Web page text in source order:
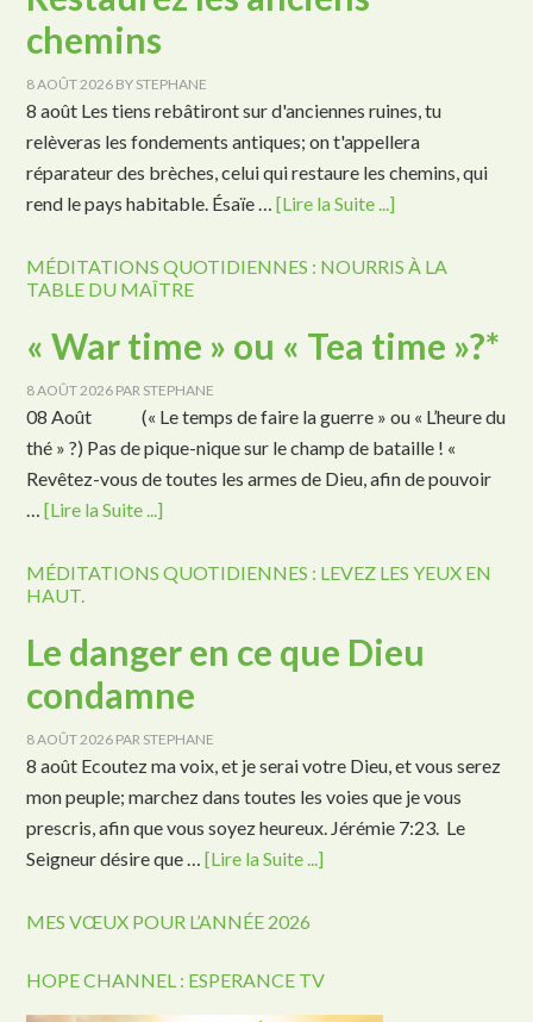
chemins
8 AOÛT 2026 BY STEPHANE
8 août Les tiens rebâtiront sur d'anciennes ruines, tu
relèveras les fondements antiques; on t'appellera
réparateur des brèches, celui qui restaure les chemins, qui
rend le pays habitable. Ésaïe …[Lire la Suite ...]
MÉDITATIONS QUOTIDIENNES : NOURRIS À LA
TABLE DU MAÎTRE
« War time » ou « Tea time »?*
8 AOÛT 2026 PAR STEPHANE
08 Août (« Le temps de faire la guerre » ou « L’heure du
thé » ?) Pas de pique-nique sur le champ de bataille ! «
Revêtez-vous de toutes les armes de Dieu, afin de pouvoir
…[Lire la Suite ...]
MÉDITATIONS QUOTIDIENNES : LEVEZ LES YEUX EN
HAUT.
Le danger en ce que Dieu
condamne
8 AOÛT 2026 PAR STEPHANE
8 août Ecoutez ma voix, et je serai votre Dieu, et vous serez
mon peuple; marchez dans toutes les voies que je vous
prescris, afin que vous soyez heureux. Jérémie 7:23. Le
Seigneur désire que …[Lire la Suite ...]
MES VŒUX POUR L’ANNÉE 2026
HOPE CHANNEL : ESPERANCE TV